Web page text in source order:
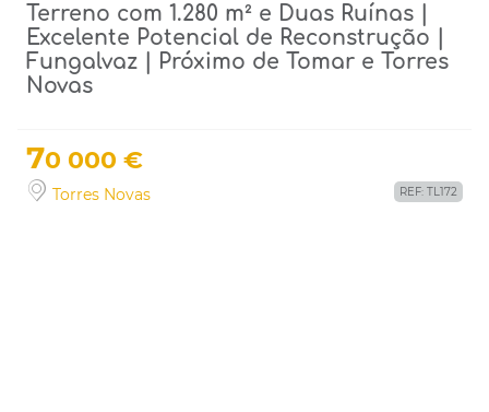
Terreno com 1.280 m² e Duas Ruínas |
Excelente Potencial de Reconstrução |
Fungalvaz | Próximo de Tomar e Torres
Novas
70 000 €
Torres Novas REF: TL172